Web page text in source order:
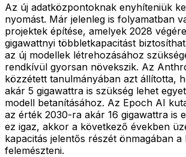
Az új adatközpontoknak enyhíteniük
nyomást. Már jelenleg is folyamatban
projektek építése, amelyek 2028
gigawattnyi többletkapacitást
az új modellek létrehozásához
rendkívül gyorsan növekszik. Az
közzétett tanulmányában azt állította,
akár 5 gigawattra is szükség lehet
modell betanításához. Az Epoch AI
az érték 2030-ra akár 16 gigawattra is
ez igaz, akkor a következő években
kapacitás jelentős részét önmagában a
felemészteni.